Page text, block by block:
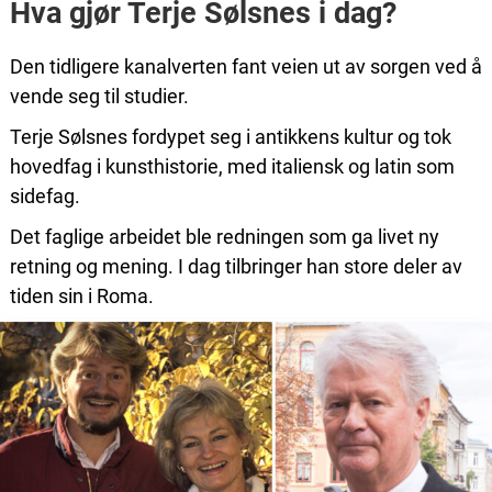
Hva gjør Terje Sølsnes i dag?
Den tidligere kanalverten fant veien ut av sorgen ved å
vende seg til studier.
Terje Sølsnes fordypet seg i antikkens kultur og tok
hovedfag i kunsthistorie, med italiensk og latin som
sidefag.
Det faglige arbeidet ble redningen som ga livet ny
retning og mening. I dag tilbringer han store deler av
tiden sin i Roma.